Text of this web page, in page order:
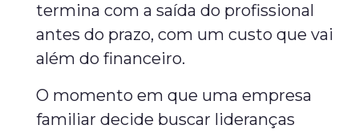
termina com a saída do profissional
antes do prazo, com um custo que vai
além do financeiro.
O momento em que uma empresa
familiar decide buscar lideranças